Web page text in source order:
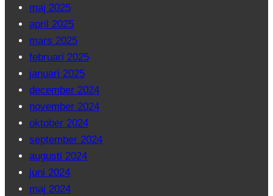
maj 2025
april 2025
mars 2025
februari 2025
januari 2025
december 2024
november 2024
oktober 2024
september 2024
augusti 2024
juni 2024
maj 2024